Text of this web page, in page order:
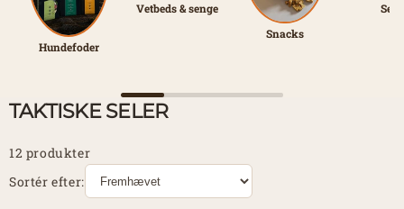
Hundefoder
Vetbeds & senge
Snacks
TAKTISKE SELER
12 produkter
Sortér efter: